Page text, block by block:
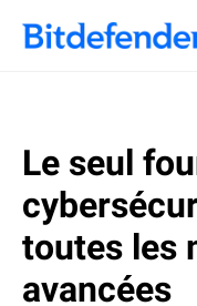
Le seul
toutes les
avancées